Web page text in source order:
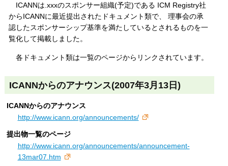
ICANNは.xxxのスポンサー組織(予定)である ICM Registry社
からICANNに最近提出されたドキュメント類で、 理事会の承
認したスポンサーシップ基準を満たしているとされるものを一
覧化して掲載しました。
各ドキュメント類は一覧のページからリンクされています。
ICANNからのアナウンス(2007年3月13日)
ICANNからのアナウンス
http://www.icann.org/announcements/
提出物一覧のページ
http://www.icann.org/announcements/announcement-
13mar07.htm